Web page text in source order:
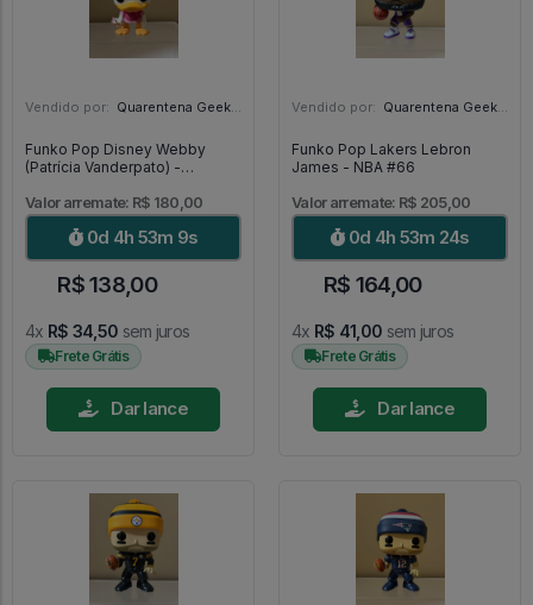
Vendido por: Quarentena Geek Store - SP
Funko Pop Disney Webby
(Patrícia Vanderpato) -
Valor arremate: R$ 180,00
0d 4h 53m 7s
R$ 138,00
4x R$ 34,50 sem juros
Frete Grátis
Dar lance
Vendido por: Quarentena Geek Store - SP
Funko Pop Lakers Lebron
James - NBA #66
Valor arremate: R$ 205,00
0d 4h 53m 22s
R$ 164,00
4x R$ 41,00 sem juros
Frete Grátis
Dar lance